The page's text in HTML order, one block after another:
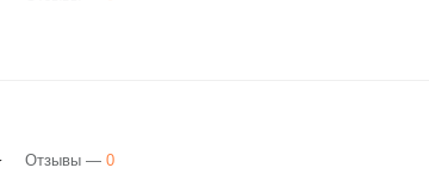
Отзывы — 0